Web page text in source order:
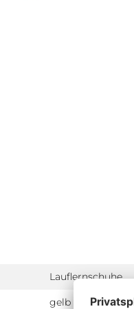
Lauflernschuhe
gelb